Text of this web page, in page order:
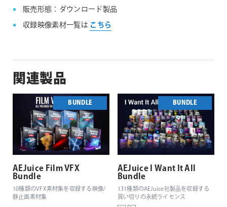
販売形態：ダウンロード製品
収録映像素材一覧は こちら
関連製品
BUNDLE
AEJuice Film VFX
Bundle
10種類のVFX素材集を収録する映像/
静止画素材集
BUNDLE
AEJuice I Want It All
Bundle
131種類のAEJuice社製品を収録する
買い切りの永続ライセンス